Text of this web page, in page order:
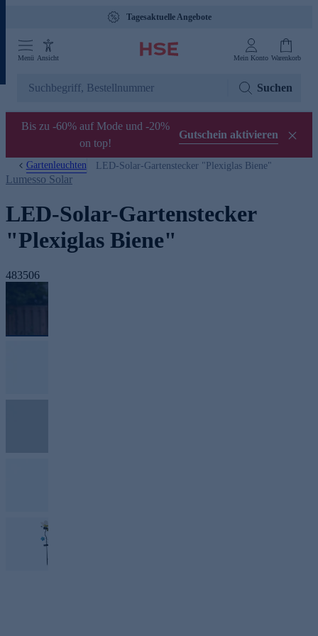
Tagesaktuelle Angebote
Menü Ansicht Mein Konto Warenkorb
Suchen
Bis zu -60% auf Mode und -20%
on top!
Gutschein aktivieren
Gartenleuchten LED-Solar-Gartenstecker "Plexiglas Biene"
Lumesso Solar
LED-Solar-Gartenstecker
"Plexiglas Biene"
483506